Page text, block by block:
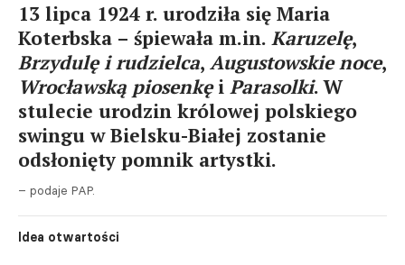
13 lipca 1924 r. urodziła się Maria
Koterbska – śpiewała m.in. Karuzelę,
Brzydulę i rudzielca, Augustowskie noce,
Wrocławską piosenkęi Parasolki. W
stulecie urodzin królowej polskiego
swingu w Bielsku-Białej zostanie
odsłonięty pomnik artystki.
– podaje PAP.
Idea otwartości